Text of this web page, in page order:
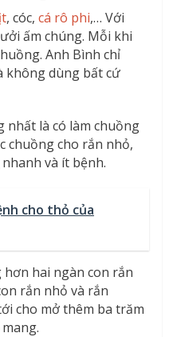
, cóc, cá rô phi,… Với
ấm chúng. Mỗi khi
Anh Bình chỉ
không dùng bất cứ
nhất là có làm chuồng
chuồng cho rắn nhỏ,
và ít bệnh.
cho thỏ của
hai ngàn con rắn
rắn nhỏ và rắn
cho mở thêm ba trăm